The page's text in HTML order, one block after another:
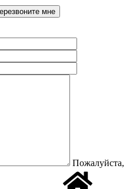
Пожалуйста,